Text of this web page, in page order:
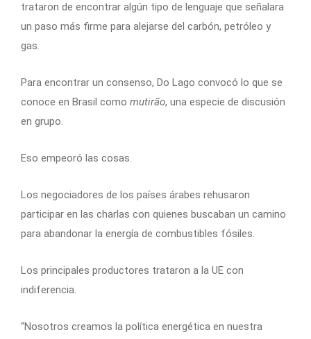
trataron de encontrar algún tipo de lenguaje que señalara
un paso más firme para alejarse del carbón, petróleo y
gas.
Para encontrar un consenso, Do Lago convocó lo que se
conoce en Brasil como mutirão, una especie de discusión
en grupo.
Eso empeoró las cosas.
Los negociadores de los países árabes rehusaron
participar en las charlas con quienes buscaban un camino
para abandonar la energía de combustibles fósiles.
Los principales productores trataron a la UE con
indiferencia.
“Nosotros creamos la política energética en nuestra